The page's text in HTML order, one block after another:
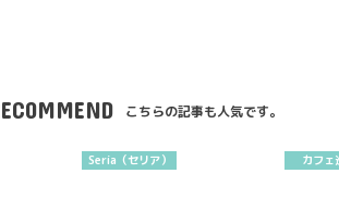
こちらの記事も人気です。
Seria（セリア） カフェ